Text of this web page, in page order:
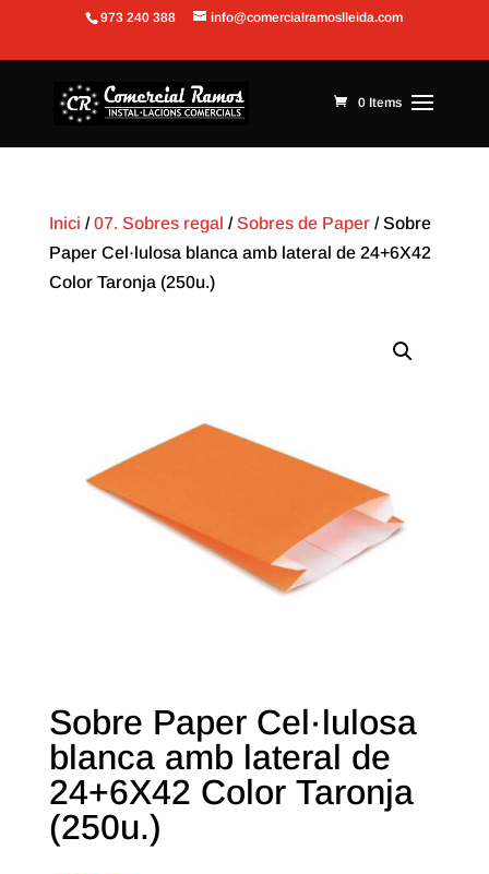
Obre la barra d'eines
973 240 388 info@comercialramoslleida.com
0 Items
Inici /07. Sobres regal /Sobres de Paper/ Sobre
Paper Cel·lulosa blanca amb lateral de 24+6X42
Color Taronja (250u.)
Sobre Paper Cel·lulosa
blanca amb lateral de
24+6X42 Color Taronja
(250u.)